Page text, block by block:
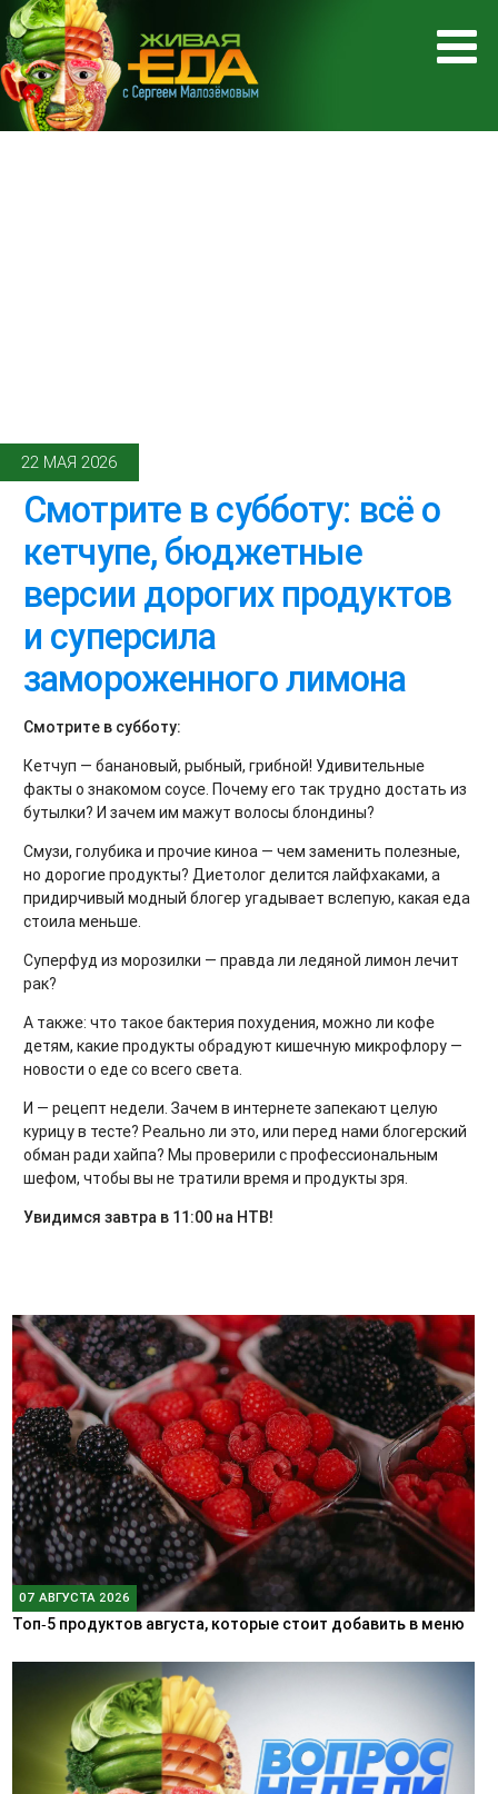
22 МАЯ 2026
Смотрите в субботу: всё о
кетчупе, бюджетные
версии дорогих продуктов
и суперсила
замороженного лимона
Смотрите в субботу:
Кетчуп — банановый, рыбный, грибной! Удивительные
факты о знакомом соусе. Почему его так трудно достать из
бутылки? И зачем им мажут волосы блондины?
Смузи, голубика и прочие киноа — чем заменить полезные,
но дорогие продукты? Диетолог делится лайфхаками, а
придирчивый модный блогер угадывает вслепую, какая еда
стоила меньше.
Суперфуд из морозилки — правда ли ледяной лимон лечит
рак?
А также: что такое бактерия похудения, можно ли кофе
детям, какие продукты обрадуют кишечную микрофлору —
новости о еде со всего света.
И — рецепт недели. Зачем в интернете запекают целую
курицу в тесте? Реально ли это, или перед нами блогерский
обман ради хайпа? Мы проверили с профессиональным
шефом, чтобы вы не тратили время и продукты зря.
Увидимся завтра в 11:00 на НТВ!
07 АВГУСТА 2026
Топ‑5 продуктов августа, которые стоит добавить в меню